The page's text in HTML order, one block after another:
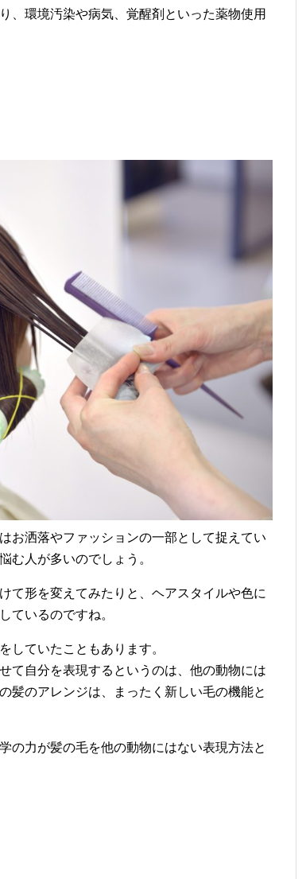
、環境汚染や病気、覚醒剤といった薬物使用
お洒落やファッションの一部として捉えてい
む人が多いのでしょう。
て形を変えてみたりと、ヘアスタイルや色に
ているのですね。
していたこともあります。
て自分を表現するというのは、他の動物には
髪のアレンジは、まったく新しい毛の機能と
の力が髪の毛を他の動物にはない表現方法と